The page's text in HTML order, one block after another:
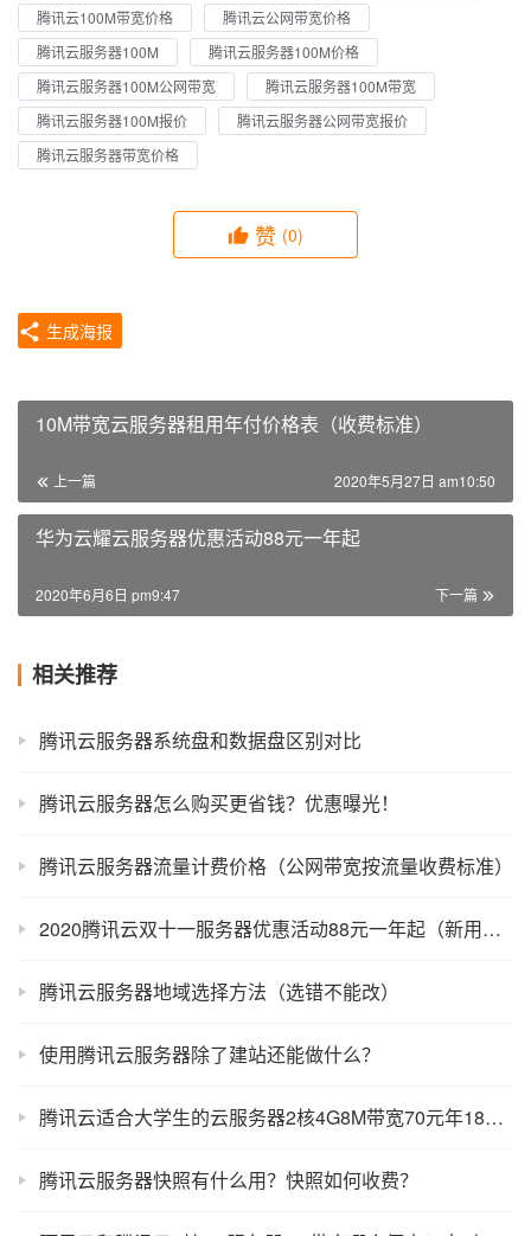
腾讯云100M带宽价格
腾讯云公网带宽价格
腾讯云服务器100M
腾讯云服务器100M价格
腾讯云服务器100M公网带宽
腾讯云服务器100M带宽
腾讯云服务器100M报价
腾讯云服务器公网带宽报价
腾讯云服务器带宽价格
赞 (0)
生成海报
10M带宽云服务器租用年付价格表（收费标准）
上一篇 2020年5月27日 am10:50
华为云耀云服务器优惠活动88元一年起
下一篇
2020年6月6日 pm9:47
相关推荐
腾讯云服务器系统盘和数据盘区别对比
腾讯云服务器怎么购买更省钱？优惠曝光！
腾讯云服务器流量计费价格（公网带宽按流量收费标准）
2020腾讯云双十一服务器优惠活动88元一年起（新用户/老用户）
腾讯云服务器地域选择方法（选错不能改）
使用腾讯云服务器除了建站还能做什么？
腾讯云适合大学生的云服务器2核4G8M带宽70元年189元3年
腾讯云服务器快照有什么用？快照如何收费？